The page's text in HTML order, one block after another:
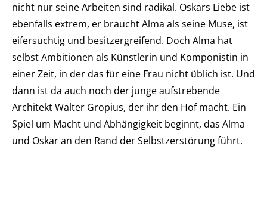
nicht nur seine Arbeiten sind radikal. Oskars Liebe ist
ebenfalls extrem, er braucht Alma als seine Muse, ist
eifersüchtig und besitzergreifend. Doch Alma hat
selbst Ambitionen als Künstlerin und Komponistin in
einer Zeit, in der das für eine Frau nicht üblich ist. Und
dann ist da auch noch der junge aufstrebende
Architekt Walter Gropius, der ihr den Hof macht. Ein
Spiel um Macht und Abhängigkeit beginnt, das Alma
und Oskar an den Rand der Selbstzerstörung führt.